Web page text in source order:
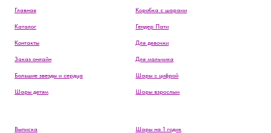
Главная
Каталог
Контакты
Заказ онлайн
Большие звезды и сердца
Шары детям
Коробка с шарами
Гендер Пати
Для девочки
Для мальчика
Шары с цифрой
Шары взрослым
Выписка Шары на 1 годик